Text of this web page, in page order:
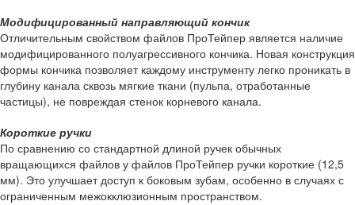
Модифицированный направляющий кончик
Отличительным свойством файлов ПроТейпер является наличие
модифицированного полуагрессивного кончика. Новая конструкция
формы кончика позволяет каждому инструменту легко проникать в
глубину канала сквозь мягкие ткани (пульпа, отработанные
частицы), не повреждая стенок корневого канала.
Короткие ручки
По сравнению со стандартной длиной ручек обычных
вращающихся файлов у файлов ПроТейпер ручки короткие (12,5
мм). Это улучшает доступ к боковым зубам, особенно в случаях с
ограниченным межокклюзионным пространством.